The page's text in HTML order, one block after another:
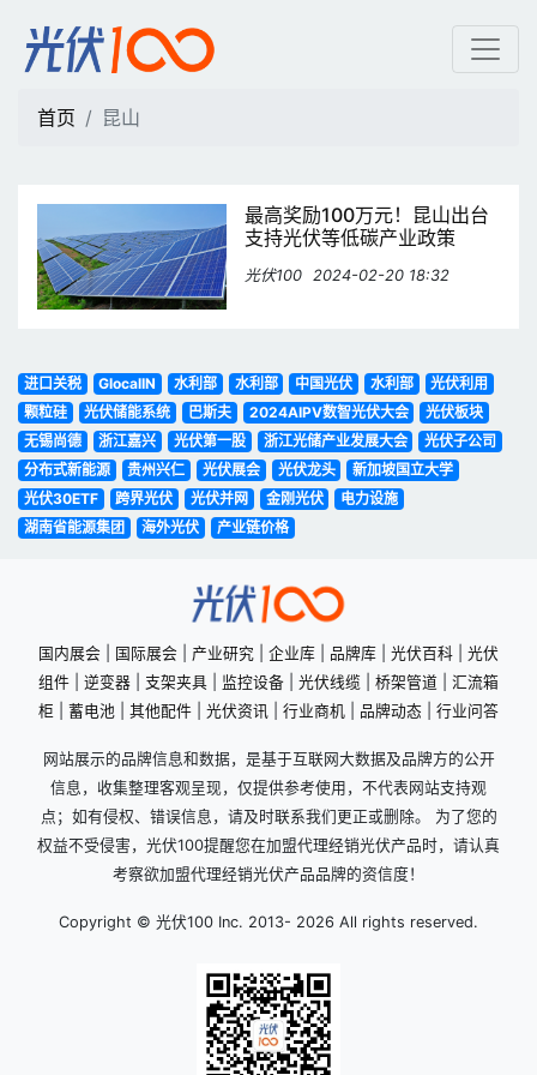
昆山 | 光伏100
首页 昆山
最高奖励100万元！昆山出台
支持光伏等低碳产业政策
光伏100 2024-02-20 18:32
进口关税 GlocalIN 水利部 水利部 中国光伏 水利部
光伏利用
颗粒硅
光伏储能系统 巴斯夫 2024AIPV数智光伏大会
光伏板块
无锡尚德
浙江嘉兴 光伏第一股 浙江光储产业发展大会
光伏子公司
分布式新能源
贵州兴仁 光伏展会 光伏龙头
新加坡国立大学
光伏30ETF
跨界光伏 光伏并网 金刚光伏
电力设施
湖南省能源集团
海外光伏 产业链价格
国内展会 国际展会 产业研究 企业库 品牌库 光伏百科
光伏
组件
逆变器 支架夹具 监控设备 光伏线缆 桥架管道
汇流箱
柜
蓄电池 其他配件 光伏资讯 行业商机 品牌动态 行业问答
网站展示的品牌信息和数据，是基于互联网大数据及品牌方的公开
信息，收集整理客观呈现，仅提供参考使用，不代表网站支持观
点；如有侵权、错误信息，请及时联系我们更正或删除。 为了您的
权益不受侵害，光伏100提醒您在加盟代理经销光伏产品时，请认真
考察欲加盟代理经销光伏产品品牌的资信度！
Copyright © 光伏100 Inc. 2013- 2026 All rights reserved.